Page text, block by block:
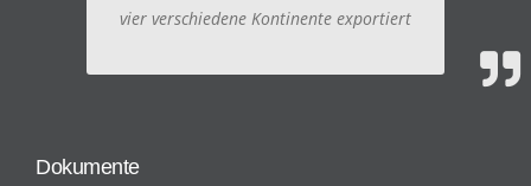
vier verschiedene Kontinente exportiert
Dokumente